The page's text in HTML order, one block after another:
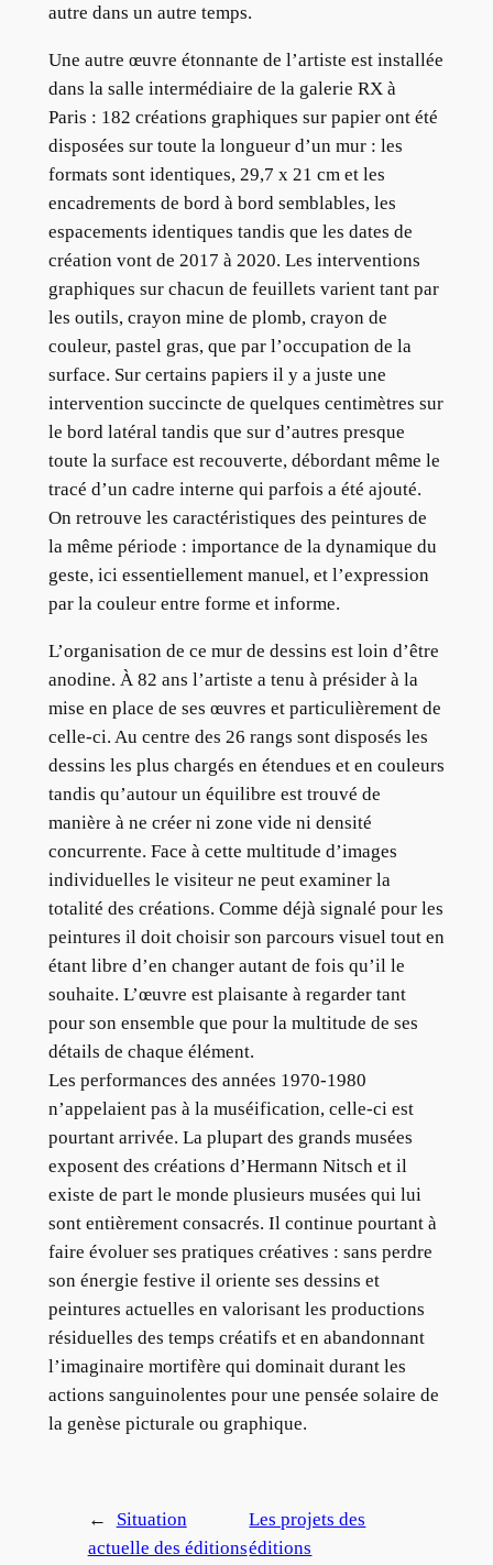
autre dans un autre temps.
Une autre œuvre étonnante de l’artiste est installée
dans la salle intermédiaire de la galerie RX à
Paris : 182 créations graphiques sur papier ont été
disposées sur toute la longueur d’un mur : les
formats sont identiques, 29,7 x 21 cm et les
encadrements de bord à bord semblables, les
espacements identiques tandis que les dates de
création vont de 2017 à 2020. Les interventions
graphiques sur chacun de feuillets varient tant par
les outils, crayon mine de plomb, crayon de
couleur, pastel gras, que par l’occupation de la
surface. Sur certains papiers il y a juste une
intervention succincte de quelques centimètres sur
le bord latéral tandis que sur d’autres presque
toute la surface est recouverte, débordant même le
tracé d’un cadre interne qui parfois a été ajouté.
On retrouve les caractéristiques des peintures de
la même période : importance de la dynamique du
geste, ici essentiellement manuel, et l’expression
par la couleur entre forme et informe.
L’organisation de ce mur de dessins est loin d’être
anodine. À 82 ans l’artiste a tenu à présider à la
mise en place de ses œuvres et particulièrement de
celle-ci. Au centre des 26 rangs sont disposés les
dessins les plus chargés en étendues et en couleurs
tandis qu’autour un équilibre est trouvé de
manière à ne créer ni zone vide ni densité
concurrente. Face à cette multitude d’images
individuelles le visiteur ne peut examiner la
totalité des créations. Comme déjà signalé pour les
peintures il doit choisir son parcours visuel tout en
étant libre d’en changer autant de fois qu’il le
souhaite. L’œuvre est plaisante à regarder tant
pour son ensemble que pour la multitude de ses
détails de chaque élément.
Les performances des années 1970-1980
n’appelaient pas à la muséification, celle-ci est
pourtant arrivée. La plupart des grands musées
exposent des créations d’Hermann Nitsch et il
existe de part le monde plusieurs musées qui lui
sont entièrement consacrés. Il continue pourtant à
faire évoluer ses pratiques créatives : sans perdre
son énergie festive il oriente ses dessins et
peintures actuelles en valorisant les productions
résiduelles des temps créatifs et en abandonnant
l’imaginaire mortifère qui dominait durant les
actions sanguinolentes pour une pensée solaire de
la genèse picturale ou graphique.
←
Situation
actuelle des éditions
Les projets des
éditions